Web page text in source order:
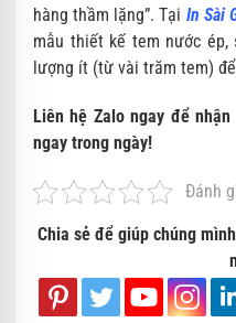
hàng thầm lặng”. Tại In Sài
mẫu thiết kế tem nước
lượng ít (từ vài trăm tem)
Liên hệ Zalo ngay để
ngay trong ngày!
Đánh
Chia sẻ để giúp chúng